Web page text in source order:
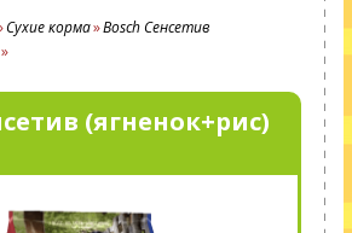
Сухие корма Bosch Сенсетив
(ягненок+рис)